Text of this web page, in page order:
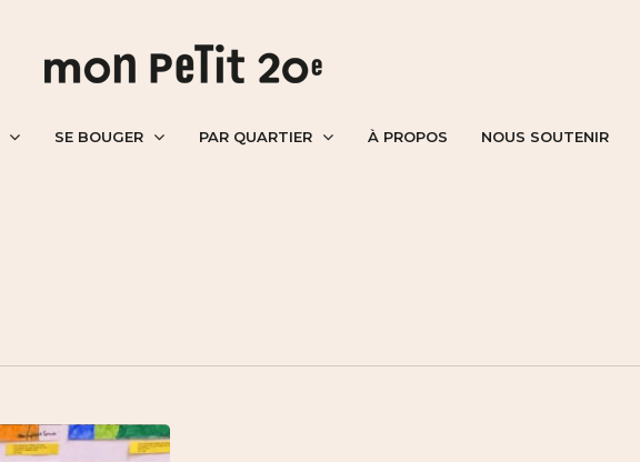
SE BOUGER PAR QUARTIER À PROPOS NOUS SOUTENIR